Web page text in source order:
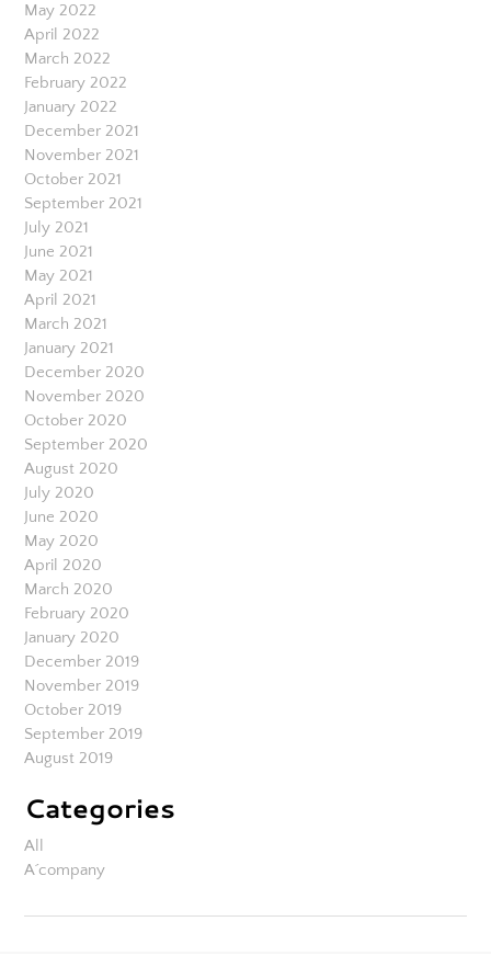
May 2022
April 2022
March 2022
February 2022
January 2022
December 2021
November 2021
October 2021
September 2021
July 2021
June 2021
May 2021
April 2021
March 2021
January 2021
December 2020
November 2020
October 2020
September 2020
August 2020
July 2020
June 2020
May 2020
April 2020
March 2020
February 2020
January 2020
December 2019
November 2019
October 2019
September 2019
August 2019
Categories
All
A´company